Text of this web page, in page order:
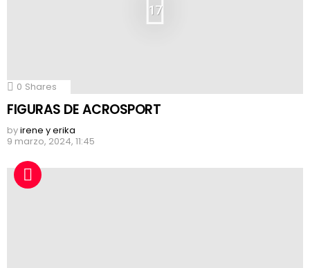
17
0 Shares
FIGURAS DE ACROSPORT
byirene y erika
9 marzo, 2024, 11:45